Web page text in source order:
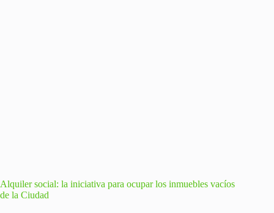
Alquiler social: la iniciativa para ocupar los inmuebles vacíos
de la Ciudad